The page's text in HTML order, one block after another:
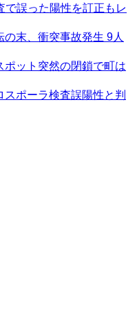
で誤った陽性を訂正もレ
末、衝突事故発生 9人
ット突然の閉鎖で町は
ポーラ検査誤陽性と判